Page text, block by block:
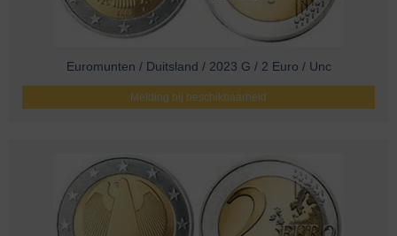
Euromunten / Duitsland / 2023 G / 2 Euro / Unc
Melding bij beschikbaarheid